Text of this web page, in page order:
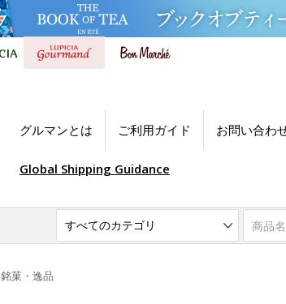
グルマンとは ご利用ガイド お問い合わ
Global Shipping Guidance
銘菓・逸品